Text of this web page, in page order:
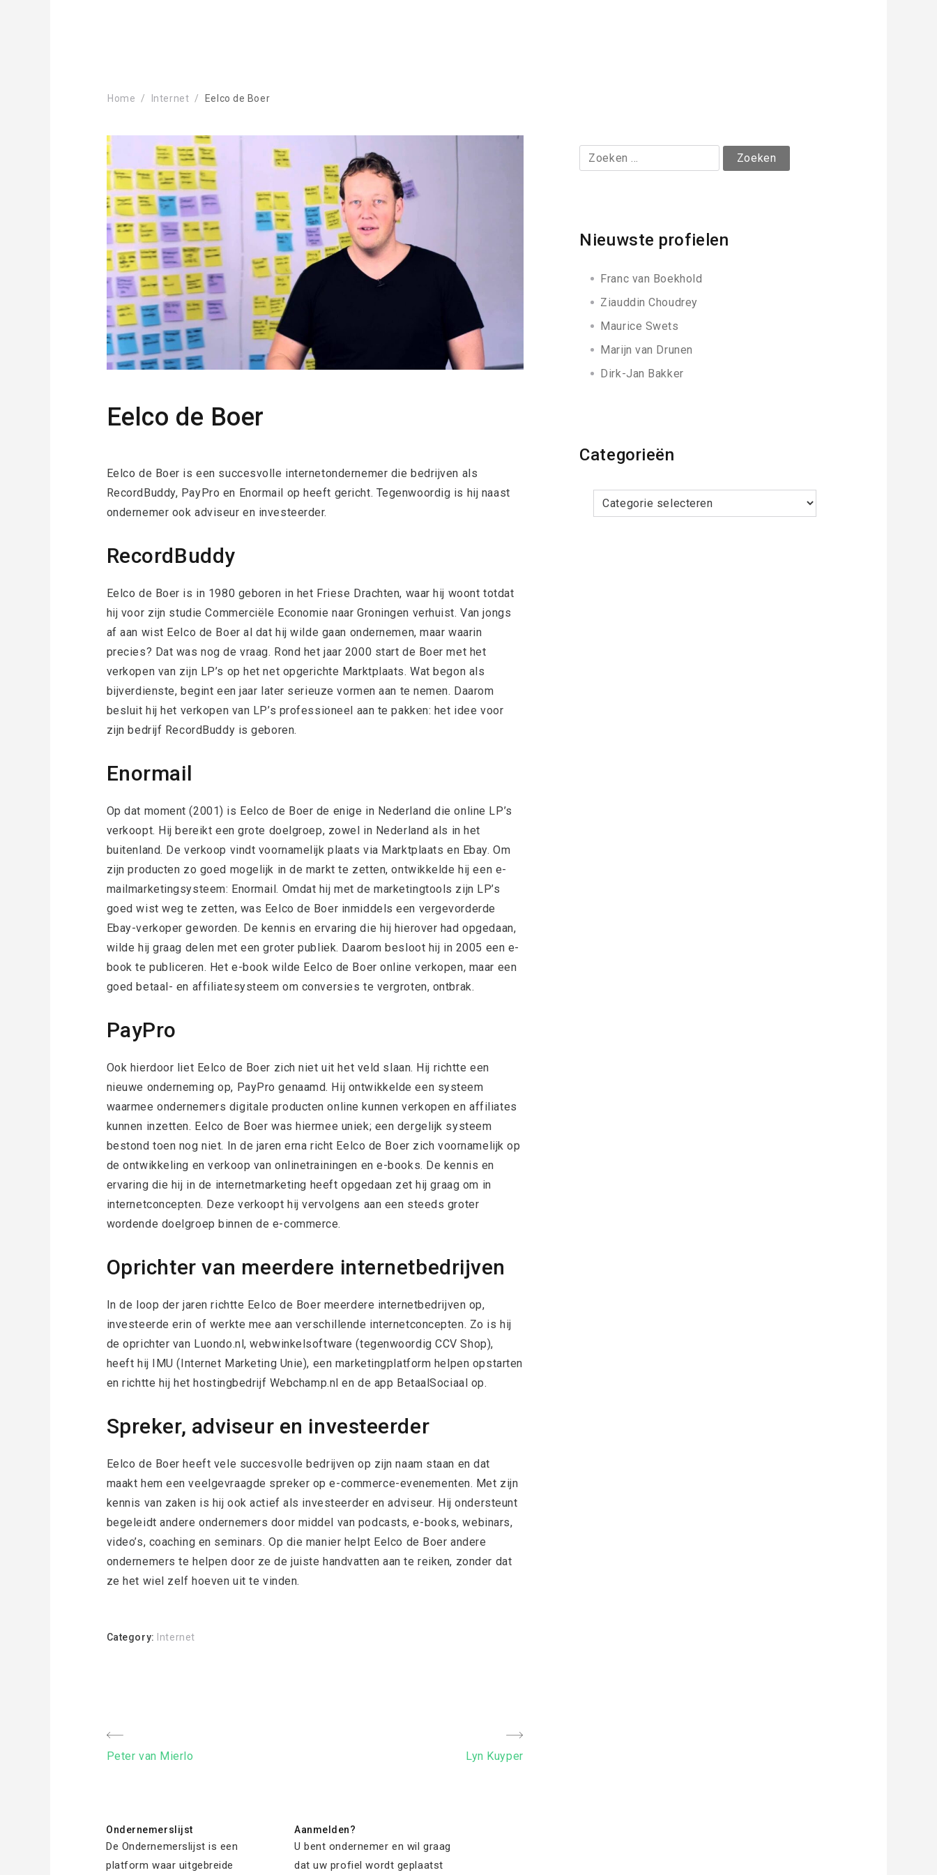
Home Internet Eelco de Boer
Eelco de Boer
Eelco de Boer is een succesvolle internetondernemer die bedrijven als
RecordBuddy, PayPro en Enormail op heeft gericht. Tegenwoordig is hij naast
ondernemer ook adviseur en investeerder.
RecordBuddy
Eelco de Boer is in 1980 geboren in het Friese Drachten, waar hij woont totdat
hij voor zijn studie Commerciële Economie naar Groningen verhuist. Van jongs
af aan wist Eelco de Boer al dat hij wilde gaan ondernemen, maar waarin
precies? Dat was nog de vraag. Rond het jaar 2000 start de Boer met het
verkopen van zijn LP’s op het net opgerichte Marktplaats. Wat begon als
bijverdienste, begint een jaar later serieuze vormen aan te nemen. Daarom
besluit hij het verkopen van LP’s professioneel aan te pakken: het idee voor
zijn bedrijf RecordBuddy is geboren.
Enormail
Op dat moment (2001) is Eelco de Boer de enige in Nederland die online LP’s
verkoopt. Hij bereikt een grote doelgroep, zowel in Nederland als in het
buitenland. De verkoop vindt voornamelijk plaats via Marktplaats en Ebay. Om
zijn producten zo goed mogelijk in de markt te zetten, ontwikkelde hij een e-
mailmarketingsysteem: Enormail. Omdat hij met de marketingtools zijn LP’s
goed wist weg te zetten, was Eelco de Boer inmiddels een vergevorderde
Ebay-verkoper geworden. De kennis en ervaring die hij hierover had opgedaan,
wilde hij graag delen met een groter publiek. Daarom besloot hij in 2005 een e-
book te publiceren. Het e-book wilde Eelco de Boer online verkopen, maar een
goed betaal- en affiliatesysteem om conversies te vergroten, ontbrak.
PayPro
Ook hierdoor liet Eelco de Boer zich niet uit het veld slaan. Hij richtte een
nieuwe onderneming op, PayPro genaamd. Hij ontwikkelde een systeem
waarmee ondernemers digitale producten online kunnen verkopen en affiliates
kunnen inzetten. Eelco de Boer was hiermee uniek; een dergelijk systeem
bestond toen nog niet. In de jaren erna richt Eelco de Boer zich voornamelijk op
de ontwikkeling en verkoop van onlinetrainingen en e-books. De kennis en
ervaring die hij in de internetmarketing heeft opgedaan zet hij graag om in
internetconcepten. Deze verkoopt hij vervolgens aan een steeds groter
wordende doelgroep binnen de e-commerce.
Oprichter van meerdere internetbedrijven
In de loop der jaren richtte Eelco de Boer meerdere internetbedrijven op,
investeerde erin of werkte mee aan verschillende internetconcepten. Zo is hij
de oprichter van Luondo.nl, webwinkelsoftware (tegenwoordig CCV Shop),
heeft hij IMU (Internet Marketing Unie), een marketingplatform helpen opstarten
en richtte hij het hostingbedrijf Webchamp.nl en de app BetaalSociaal op.
Spreker, adviseur en investeerder
Eelco de Boer heeft vele succesvolle bedrijven op zijn naam staan en dat
maakt hem een veelgevraagde spreker op e-commerce-evenementen. Met zijn
kennis van zaken is hij ook actief als investeerder en adviseur. Hij ondersteunt
begeleidt andere ondernemers door middel van podcasts, e-books, webinars,
video’s, coaching en seminars. Op die manier helpt Eelco de Boer andere
ondernemers te helpen door ze de juiste handvatten aan te reiken, zonder dat
ze het wiel zelf hoeven uit te vinden.
Category: Internet
Bericht
Previous
Peter van Mierlo
Next
Lyn Kuyper
Zoeken
naar:
Nieuwste profielen
Franc van Boekhold
Ziauddin Choudrey
Maurice Swets
Marijn van Drunen
Dirk-Jan Bakker
Categorieën
Categorieën
Ondernemerslijst
De Ondernemerslijst is een
platform waar uitgebreide
Aanmelden?
U bent ondernemer en wil graag
dat uw profiel wordt geplaatst